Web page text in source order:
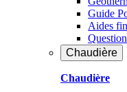
Guide
Aides
Chaudière
Chaudière